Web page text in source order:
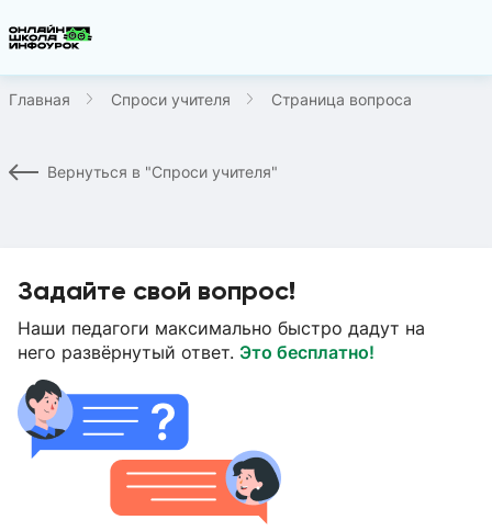
Главная Спроси учителя Страница вопроса
Вернуться в "Спроси учителя"
Задайте свой вопрос!
Наши педагоги максимально быстро дадут на
него развёрнутый ответ. Это бесплатно!